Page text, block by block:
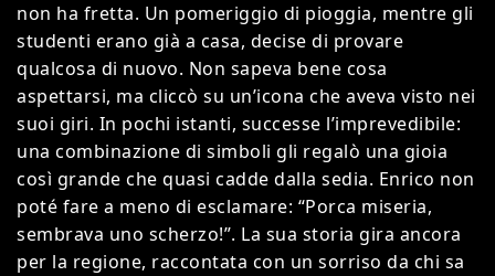
non ha fretta. Un pomeriggio di pioggia, mentre gli
studenti erano già a casa, decise di provare
qualcosa di nuovo. Non sapeva bene cosa
aspettarsi, ma cliccò su un’icona che aveva visto nei
suoi giri. In pochi istanti, successe l’imprevedibile:
una combinazione di simboli gli regalò una gioia
così grande che quasi cadde dalla sedia. Enrico non
poté fare a meno di esclamare: “Porca miseria,
sembrava uno scherzo!”. La sua storia gira ancora
per la regione, raccontata con un sorriso da chi sa